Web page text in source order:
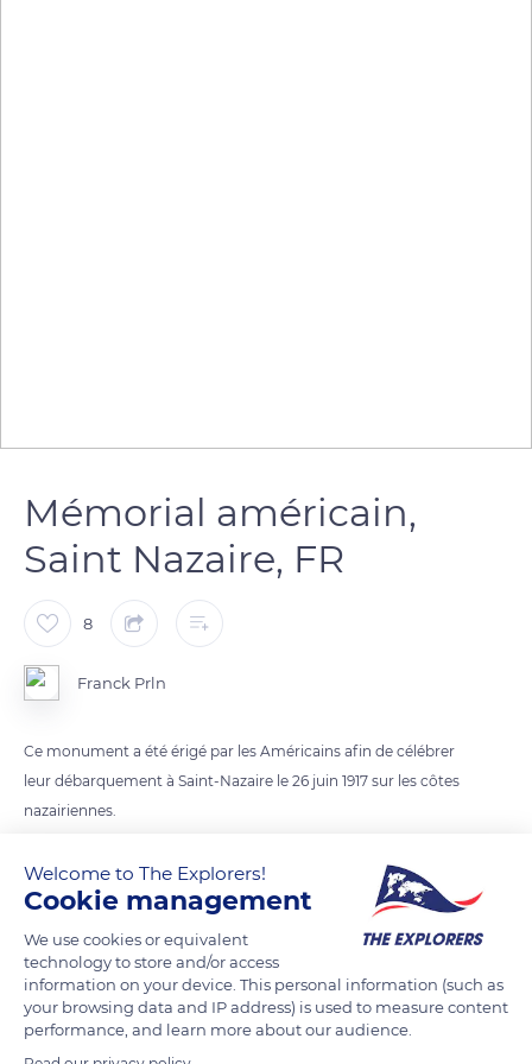
Mémorial américain,
Saint Nazaire, FR
8
Franck Prln
Ce monument a été érigé par les Américains afin de célébrer
leur débarquement à Saint-Nazaire le 26 juin 1917 sur les côtes
nazairiennes.
l’identique.
L’élément principal du monument est le soldat américain
écrasant l’aigle. Rappelons que l’aigle était le symbole de
l’empire allemand, on comprend alors que le monument
glorifie la victoire des Américains sur les Allemands.
READ MORE
Welcome to The Explorers!
Cookie management
We use cookies or equivalent
technology to store and/or access
information on your device. This personal information (such as
your browsing data and IP address) is used to measure content
performance, and learn more about our audience.